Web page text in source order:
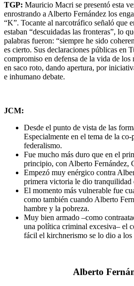
TGP: Mauricio Macri se presentó esta
enrostrando a Alberto Fernández los
“K”. Tocante al narcotráfico señaló que
estaban “descuidadas las fronteras”, lo
palabras fueron: “siempre he sido
es cierto. Sus declaraciones públicas en
compromiso en defensa de la vida de
en saco roto, dando apertura, por
e inhumano debate.
JCM:
Desde el punto de vista de las
Especialmente en el tema de la
federalismo.
Fue mucho más duro que en el
principio, con Alberto Fernández,
Empezó muy enérgico contra
primera victoria le dio tranquilidad
El momento más vulnerable fue
como también cuando Alberto
hambre y la pobreza.
Muy bien armado –como
una política criminal excesiva– el
fácil el kirchnerismo se lo dio a los
Alberto